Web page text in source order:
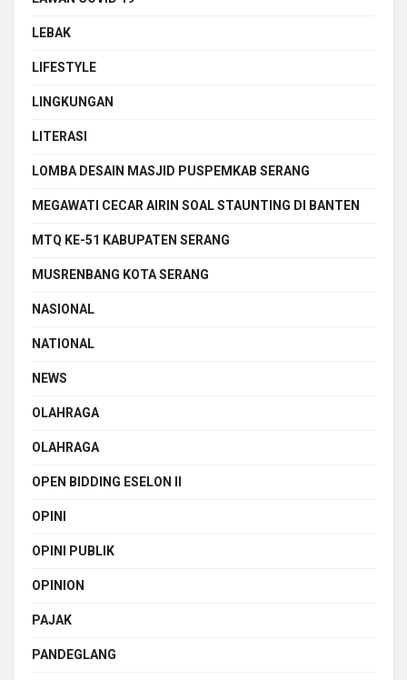
LEBAK
LIFESTYLE
LINGKUNGAN
LITERASI
LOMBA DESAIN MASJID PUSPEMKAB SERANG
MEGAWATI CECAR AIRIN SOAL STAUNTING DI BANTEN
MTQ KE-51 KABUPATEN SERANG
MUSRENBANG KOTA SERANG
NASIONAL
NATIONAL
NEWS
OLAHRAGA
OLAHRAGA
OPEN BIDDING ESELON II
OPINI
OPINI PUBLIK
OPINION
PAJAK
PANDEGLANG